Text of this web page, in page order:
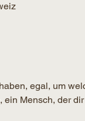
egal, um
Mensch, der